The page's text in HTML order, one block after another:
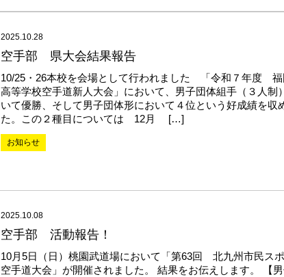
2025.10.28
空手部 県大会結果報告
10/25・26本校を会場として行われました 「令和７年度 福
高等学校空手道新人大会」において、男子団体組手（３人制
いて優勝、そして男子団体形において４位という好成績を収
た。この２種目については 12月 […]
お知らせ
2025.10.08
空手部 活動報告！
10月5日（日）桃園武道場において「第63回 北九州市民ス
空手道大会」が開催されました。 結果をお伝えします。 【